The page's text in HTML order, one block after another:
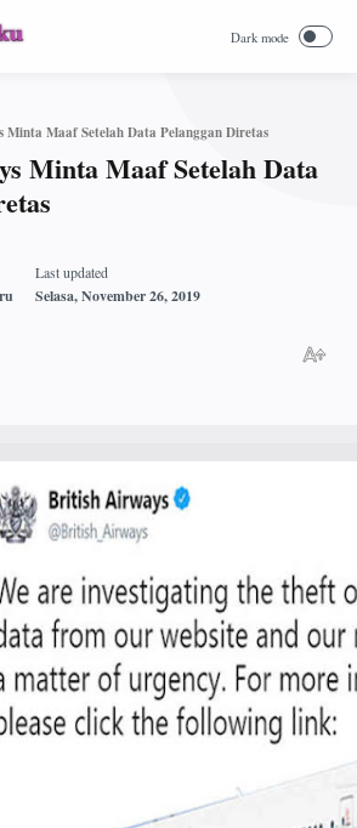
Maaf Setelah Data Pelanggan Diretas
Minta Maaf Setelah Data